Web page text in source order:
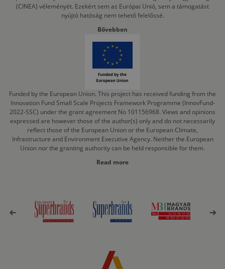
(CINEA) véleményét. Ezekért sem az Európai Unió, sem a támogatást
nyújtó hatóság nem tehető felelőssé.
Bővebben
Funded by the European Union. This project has received funding from the
Innovation Fund Small Scale Projects Framework Programme (InnovFund-
2022-SSC) under the grant agreement No 101156968. Views and opinions
expressed are however those of the author(s) only and do not necessarily
reflect those of the European Union or the European Climate,
Infrastructure and Environment Executive Agency. Neither the European
Union nor the granting authority can be held responsible for them.
Read more